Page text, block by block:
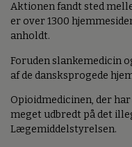
Aktionen fandt sted
er over 1300
anholdt.
Foruden slankemedicin
af de dansksprogede
Opioidmedicinen, der
meget udbredt på det
Lægemiddelstyrelsen.